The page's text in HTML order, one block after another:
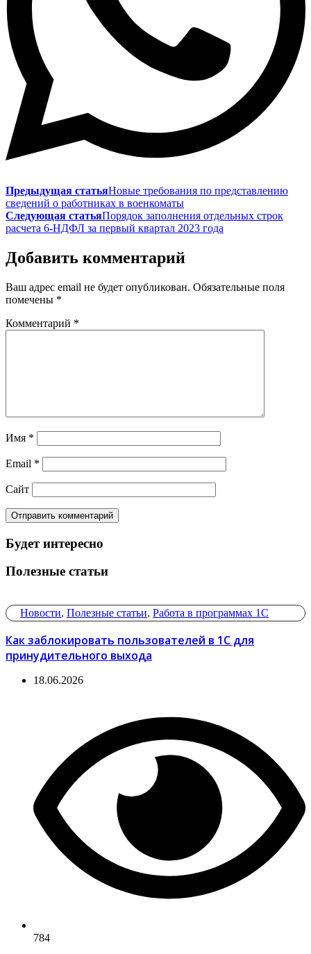
Предыдущая статьяНовые требования по представлению
сведений о работниках в военкоматы
Следующая статьяПорядок заполнения отдельных строк
расчета 6-НДФЛ за первый квартал 2023 года
Добавить комментарий
Ваш адрес email не будет опубликован. Обязательные поля
помечены *
Комментарий *
Имя *
Email *
Сайт
Будет интересно
Полезные статьи
Новости, Полезные статьи, Работа в программах 1С
Как заблокировать пользователей в 1С для
принудительного выхода
18.06.2026
784